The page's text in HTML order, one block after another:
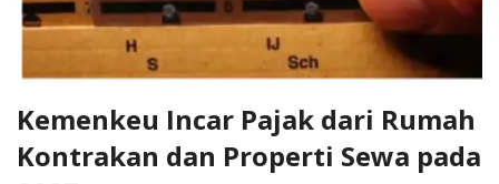
Kemenkeu Incar Pajak dari Rumah
Kontrakan dan Properti Sewa pada